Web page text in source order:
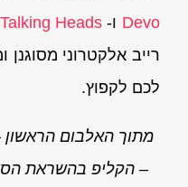
Devo ו- Heads
רייב אלקטרוני
לכם לקפוץ.
מתוך האלבום
– הקליפ בהשראת הסרט